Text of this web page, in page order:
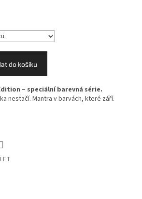
do košíku
– speciální barevná série.
nestačí. Mantra v barvách, které září.